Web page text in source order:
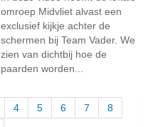
omroep Midvliet alvast een
exclusief kijkje achter de
schermen bij Team Vader. We
zien van dichtbij hoe de
paarden worden...
4 5 6 7
8